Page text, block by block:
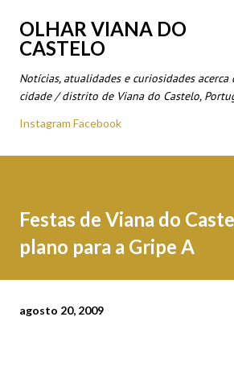
Avançar para o conteúdo
OLHAR VIANA DO
CASTELO
Notícias, atualidades e curiosidades acerca
cidade / distrito de Viana do Castelo,
Instagram Facebook
Festas de Viana do
plano para a Gripe A
agosto 20, 2009